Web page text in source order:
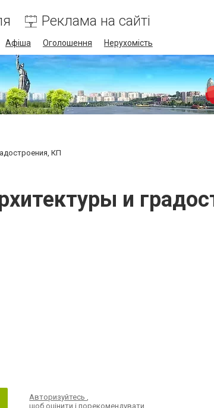
Реклама на сайті
Афіша Оголошення Нерухомість
КП
и
Авторизуйтесь,
щоб оцінити і порекомендувати